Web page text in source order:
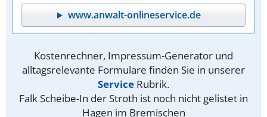
www.anwalt-onlineservice.de
Kostenrechner, Impressum-Generator und
alltagsrelevante Formulare finden Sie in unserer
Service Rubrik.
Falk Scheibe-In der Stroth ist noch nicht gelistet in
Hagen im Bremischen